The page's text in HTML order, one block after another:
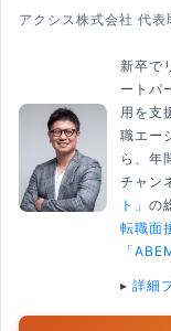
アクシス株式会社 代
新卒で
ートパ
用を支
職エー
ら、年
チャン
ト」 の
転職面
「
▸ 詳細